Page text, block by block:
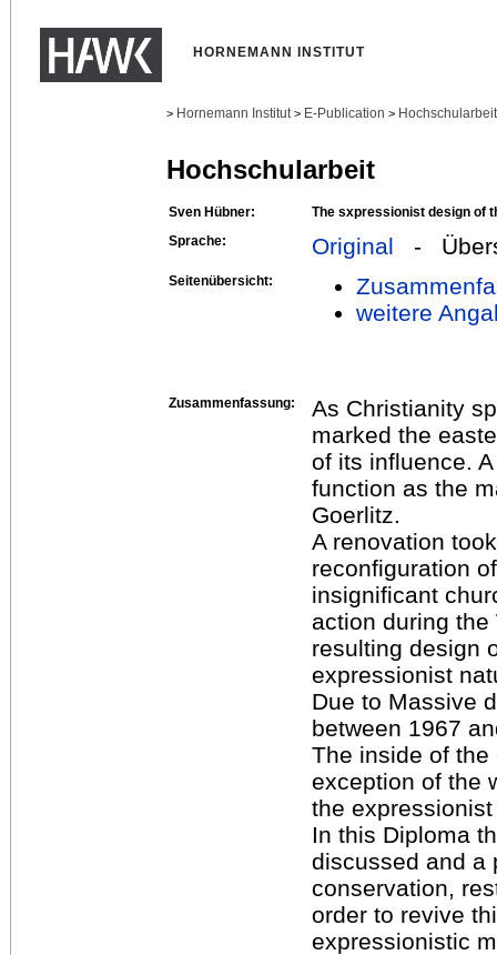
HORNEMANN INSTITUT
> Hornemann Institut > E-Publication >
Hochschularbeit
Sven Hübner:
The sxpressionist design of
Sprache:
Original -
Seitenübersicht:
weitere
Zusammenfassung:
As Christianity
marked the
of its influence.
function as the
Goerlitz.
A renovation
reconfiguration
insignificant
action during the
resulting design
expressionist
Due to Massive
between 1967
The inside of
exception of the
the
In this Diploma
discussed and a
conservation,
order to revive
expressionistic